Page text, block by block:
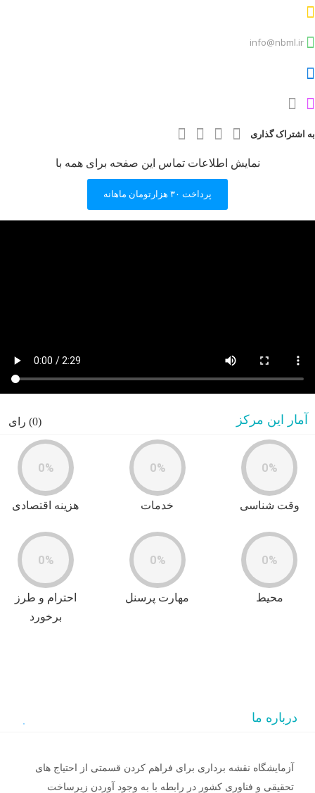
به اشتراک گذاری
نمایش اطلاعات تماس این صفحه برای همه با
پرداخت ۳۰ هزارتومان ماهانه
آمار این مرکز (0) رای
0%
محیط
0%
مهارت پرسنل
0%
احترام و طرز
برخورد
0%
وقت شناسی
0%
خدمات
0%
هزینه اقتصادی
درباره ما
آزمایشگاه نقشه برداری برای فراهم کردن قسمتی از احتیاج های
تحقیقی و فناوری کشور در رابطه با به وجود آوردن زیرساخت